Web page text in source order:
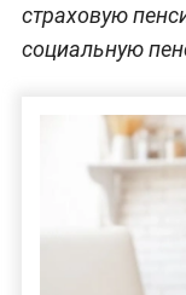
страховую
социальную